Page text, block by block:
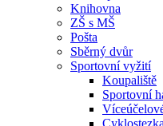
Knihovna
ZŠ s MŠ
Pošta
Sběrný dvůr
Sportovní vyžití
Koupaliště
Sportovní
Cyklostezka